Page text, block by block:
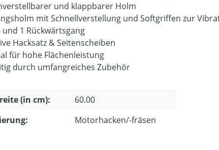
und klappbarer Holm
mit Schnellverstellung und Softgriffen zur
und 1 Rückwärtsgang
Hacksatz & Seitenscheiben
für hohe Flächenleistung
durch umfangreiches Zubehör
(in cm):
60.00
Motorhacken/-fräsen